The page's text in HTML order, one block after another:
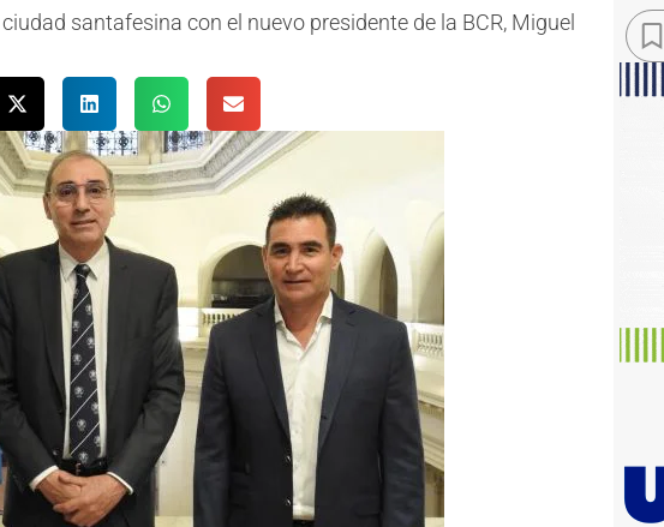
santafesina con el nuevo presidente de la BCR, Miguel